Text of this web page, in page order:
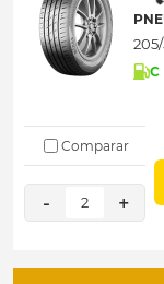
205/
C
Comparar
- 2 +